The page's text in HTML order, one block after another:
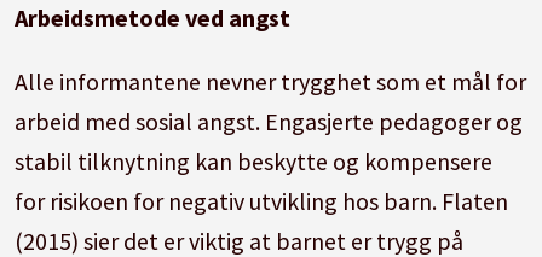
Arbeidsmetode ved angst
Alle informantene nevner trygghet som et mål for
arbeid med sosial angst. Engasjerte pedagoger og
stabil tilknytning kan beskytte og kompensere
for risikoen for negativ utvikling hos barn. Flaten
(2015) sier det er viktig at barnet er trygg på